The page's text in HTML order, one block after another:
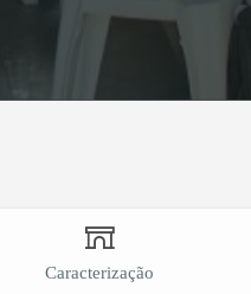
Caracterização